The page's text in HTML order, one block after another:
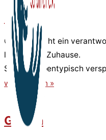
Gigliola
Gigloila sucht ein
liebevolles Zuhause.
Sie ist welpentypisch
weiterlesen »
Gisella